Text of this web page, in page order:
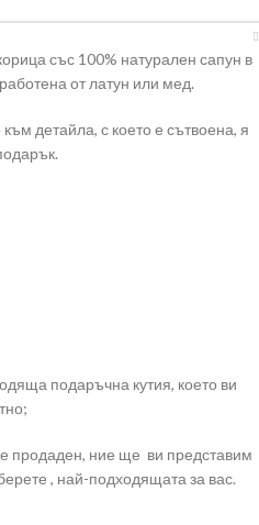
със 100% натурален сапун в
от латун или мед.
детайла, с което е сътвоена, я
подаръчна кутия, което ви
продаден, ние ще ви представим
, най-подходящата за вас.